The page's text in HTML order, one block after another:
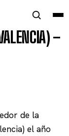
–
de la
el año